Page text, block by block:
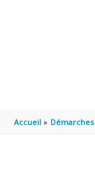
Accueil Démarches